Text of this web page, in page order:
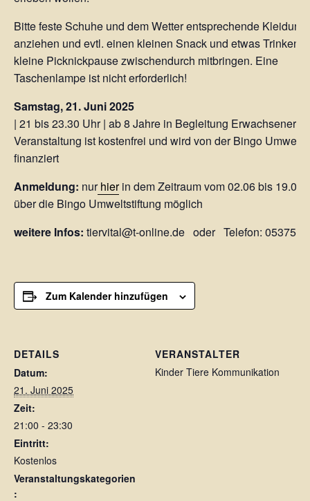
Bitte feste Schuhe und dem Wetter entsprechende Kleidung
anziehen und evtl. einen kleinen Snack und etwas Trinken
kleine Picknickpause zwischendurch mitbringen. Eine
Taschenlampe ist nicht erforderlich!
Samstag, 21. Juni 2025
| 21 bis 23.30 Uhr | ab 8 Jahre in Begleitung Erwachsener |
Veranstaltung ist kostenfrei und wird von der Bingo
finanziert
Anmeldung: nurhierin dem Zeitraum vom 02.06 bis
über die Bingo Umweltstiftung möglich
weitere Infos: tiervital@t-online.de oder Telefon: 05375-
Zum Kalender hinzufügen
DETAILS
Datum:
21. Juni 2025
Zeit:
21:00 - 23:30
Eintritt:
Kostenlos
Veranstaltungskategorien
:
VERANSTALTER
Kinder Tiere Kommunikation